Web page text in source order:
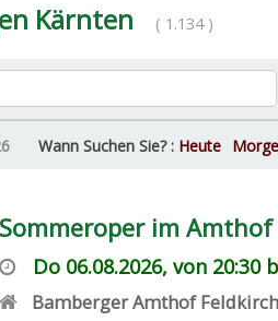
Kärnten ( 1.134 )
Wann Suchen Sie? : Heute
Sommeroper im
Do 06.08.2026, von 20:30
Bamberger Amthof